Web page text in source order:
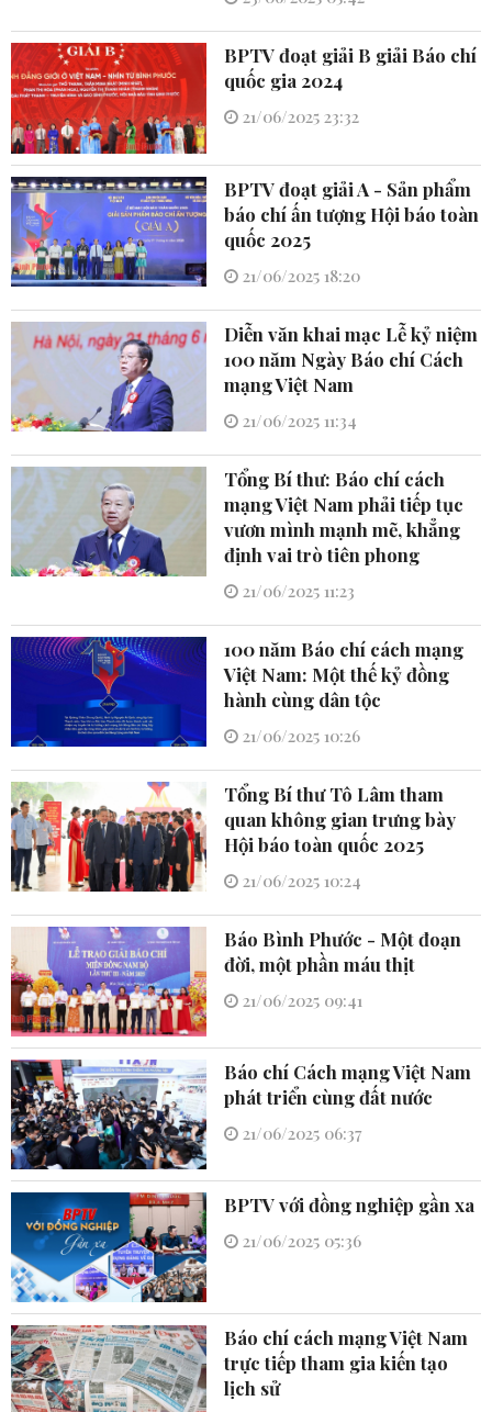
BPTV đoạt giải B giải Báo chí
quốc gia 2024
21/06/2025 23:32
BPTV đoạt giải A - Sản phẩm
báo chí ấn tượng Hội báo toàn
quốc 2025
21/06/2025 18:20
Diễn văn khai mạc Lễ kỷ niệm
100 năm Ngày Báo chí Cách
mạng Việt Nam
21/06/2025 11:34
Tổng Bí thư: Báo chí cách
mạng Việt Nam phải tiếp tục
vươn mình mạnh mẽ, khẳng
định vai trò tiên phong
21/06/2025 11:23
100 năm Báo chí cách mạng
Việt Nam: Một thế kỷ đồng
hành cùng dân tộc
21/06/2025 10:26
Tổng Bí thư Tô Lâm tham
quan không gian trưng bày
Hội báo toàn quốc 2025
21/06/2025 10:24
Báo Bình Phước - Một đoạn
đời, một phần máu thịt
21/06/2025 09:41
Báo chí Cách mạng Việt Nam
phát triển cùng đất nước
21/06/2025 06:37
BPTV với đồng nghiệp gần xa
21/06/2025 05:36
Báo chí cách mạng Việt Nam
trực tiếp tham gia kiến tạo
lịch sử